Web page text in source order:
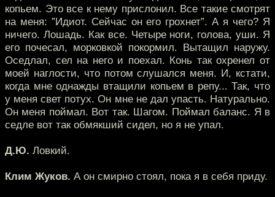
копьем. Это все к нему прислонил. Все такие смотрят
на меня: ”Идиот. Сейчас он его грохнет”. А я чего? Я
ничего. Лошадь. Как все. Четыре ноги, голова, уши. Я
его почесал, морковкой покормил. Вытащил наружу.
Оседлал, сел на него и поехал. Конь так охренел от
моей наглости, что потом слушался меня. И, кстати,
когда мне однажды втащили копьем в репу... Так, что
у меня свет потух. Он мне не дал упасть. Натурально.
Он меня поймал. Вот так. Шагом. Поймал баланс. Я в
седле вот так обмякший сидел, но я не упал.
Д.Ю. Ловкий.
Клим Жуков. А он смирно стоял, пока я в себя приду.